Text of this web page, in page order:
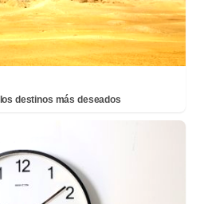
destinos más deseados